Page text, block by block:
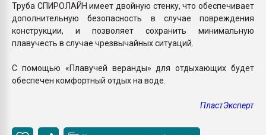
Труба СПИРОЛАЙН имеет двойную стенку, что обеспечивает
дополнительную безопасность в случае повреждения
конструкции, и позволяет сохранить минимальную
плавучесть в случае чрезвычайных ситуаций.
С помощью «Плавучей веранды» для отдыхающих будет
обеспечен комфортный отдых на воде.
ПластЭксперт